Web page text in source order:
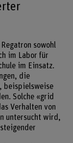
sowohl
im Labor für
im Einsatz.
die
beispielsweise
Solche «grid
Verhalten von
untersucht wird,